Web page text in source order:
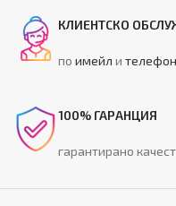
КЛИЕНТСКО
поимейл ителефон
100% ГАРАНЦИЯ
гарантирано